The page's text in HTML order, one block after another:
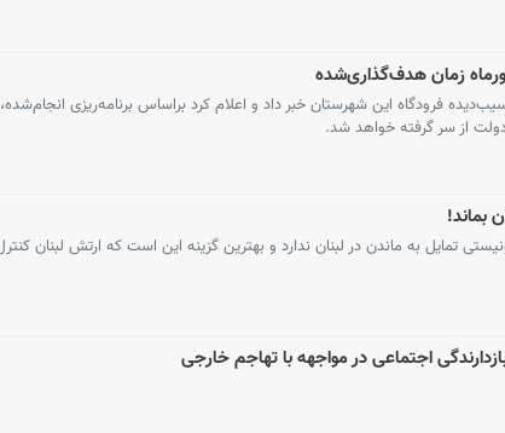
زمان هدف‌گذاری‌شده
فرودگاه این شهرستان خبر داد و اعلام کرد براساس برنامه‌ریزی انجام‌شده،
از سر گرفته خواهد شد.
بماند!
تمایل به ماندن در لبنان ندارد و بهترین گزینه این است که ارتش لبنان
اجتماعی در مواجهه با تهاجم خارجی